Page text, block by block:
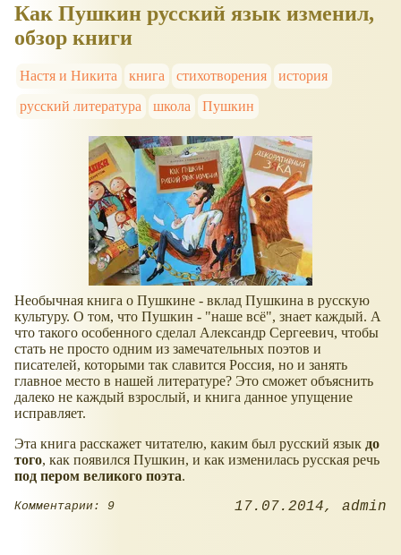
Как Пушкин русский язык изменил,
обзор книги
Настя и Никита книга стихотворения
история
русский литература
школа Пушкин
Необычная книга о Пушкине - вклад Пушкина в русскую
культуру. О том, что Пушкин - "наше всё", знает каждый. А
что такого особенного сделал Александр Сергеевич, чтобы
стать не просто одним из замечательных поэтов и
писателей, которыми так славится Россия, но и занять
главное место в нашей литературе? Это сможет объяснить
далеко не каждый взрослый, и книга данное упущение
исправляет.
Эта книга расскажет читателю, каким был русский язык до
того, как появился Пушкин, и как изменилась русская речь
под пером великого поэта.
Комментарии: 9 17.07.2014 admin